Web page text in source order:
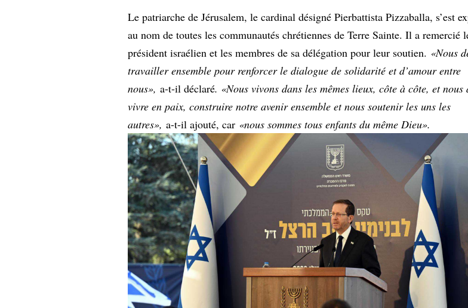
Le patriarche de Jérusalem, le cardinal désigné Pierbattista Pizzaballa, s’est
au nom de toutes les communautés chrétiennes de Terre Sainte. Il a remercié
président israélien et les membres de sa délégation pour leur soutien. «Nous
travailler ensemble pour renforcer le dialogue de solidarité et d’amour entre
nous», a-t-il déclaré. «Nous vivons dans les mêmes lieux, côte à côte, et nous
vivre en paix, construire notre avenir ensemble et nous soutenir les uns les
autres»,a-t-il ajouté, car «nous sommes tous enfants du même Dieu».